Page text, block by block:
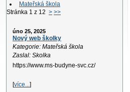
Mateřská škola
Stránka 1 z 12 > >>
úno 25, 2025
Nový web školky
Kategorie: Mateřská škola
Zaslal: Skolka
https://www.ms-budyne-svc.cz/
[více...]